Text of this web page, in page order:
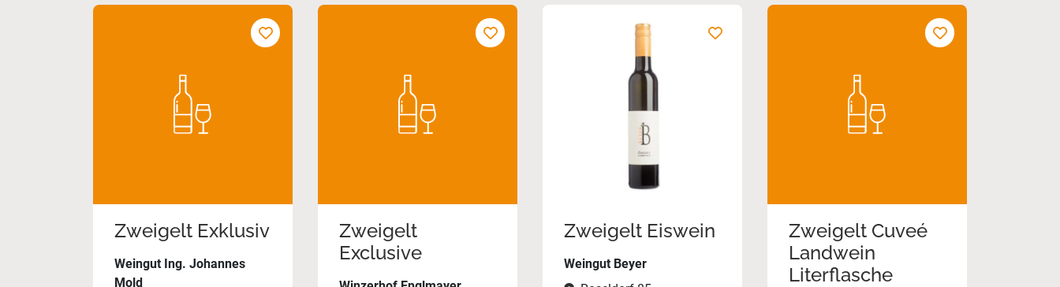
Zweigelt Exklusiv
Weingut Ing. Johannes
Mold
Zweigelt
Exclusive
Zweigelt Eiswein
Weingut Beyer
Zweigelt Cuveé
Landwein
Literflasche